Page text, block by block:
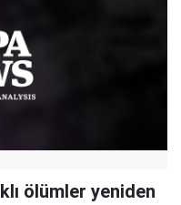
ölümler yeniden